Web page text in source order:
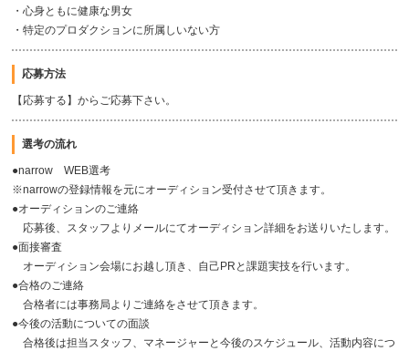
・心身ともに健康な男女
・特定のプロダクションに所属しいない方
応募方法
【応募する】からご応募下さい。
選考の流れ
●narrow WEB選考
※narrowの登録情報を元にオーディション受付させて頂きます。
●オーディションのご連絡
応募後、スタッフよりメールにてオーディション詳細をお送りいたします。
●面接審査
オーディション会場にお越し頂き、自己PRと課題実技を行います。
●合格のご連絡
合格者には事務局よりご連絡をさせて頂きます。
●今後の活動についての面談
合格後は担当スタッフ、マネージャーと今後のスケジュール、活動内容につ